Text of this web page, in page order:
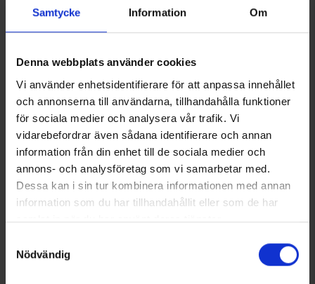
Samtycke Information Om
Denna webbplats använder cookies
Vi använder enhetsidentifierare för att anpassa innehållet
och annonserna till användarna, tillhandahålla funktioner
för sociala medier och analysera vår trafik. Vi
vidarebefordrar även sådana identifierare och annan
information från din enhet till de sociala medier och
annons- och analysföretag som vi samarbetar med.
Dessa kan i sin tur kombinera informationen med annan
information som du har tillhandahållit eller som de har
samlat in när du har använt deras tjänster.
Nödvändig
Arvostelut
Saatat myös tarvita